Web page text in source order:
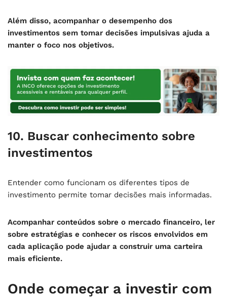
Além disso, acompanhar o desempenho dos
investimentos sem tomar decisões impulsivas ajuda a
manter o foco nos objetivos.
10. Buscar conhecimento sobre
investimentos
Entender como funcionam os diferentes tipos de
investimento permite tomar decisões mais informadas.
Acompanhar conteúdos sobre o mercado financeiro, ler
sobre estratégias e conhecer os riscos envolvidos em
cada aplicação pode ajudar a construir uma carteira
mais eficiente.
Onde começar a investir com